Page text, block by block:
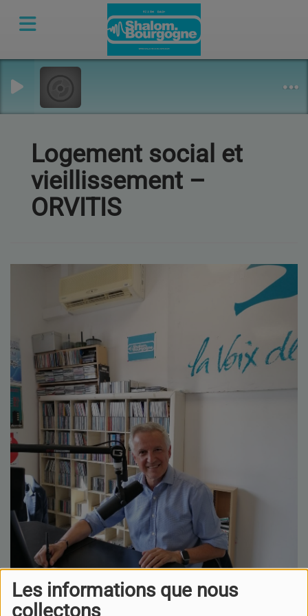
Les informations que nous
collectons
Logement social et
vieillissement –
ORVITIS